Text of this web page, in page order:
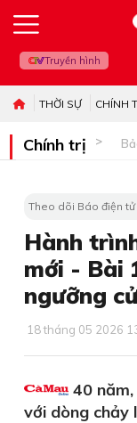
Truyền hình
THỜI SỰ CHÍNH
Chính trị
Theo dõi Báo điện tử
Hành
mới - Bài
ngưỡng
18 tháng 05 2026
40
với dòng chảy